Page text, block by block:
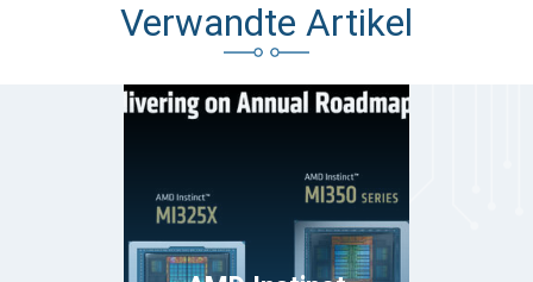
Verwandte Artikel